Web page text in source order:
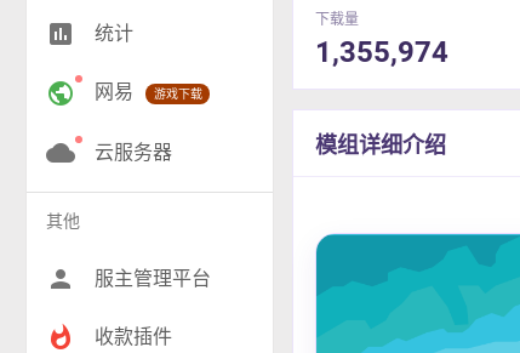
RPG(204)
小游戏(17)
神奇宝贝(26)
工业(10)
insert_chart 统计
public 网易 游戏下载
cloud 云服务器
其他
person 服主管理平台
whatshot 收款插件
下载量
1,355,974
模组详细介绍